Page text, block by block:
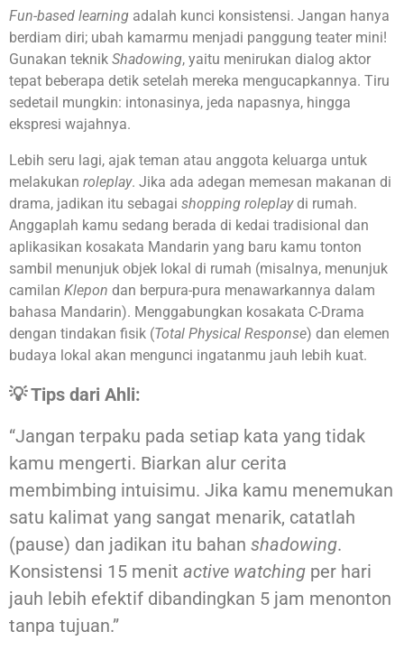
Fun-based learning adalah kunci konsistensi. Jangan hanya
berdiam diri; ubah kamarmu menjadi panggung teater mini!
Gunakan teknik Shadowing, yaitu menirukan dialog aktor
tepat beberapa detik setelah mereka mengucapkannya. Tiru
sedetail mungkin: intonasinya, jeda napasnya, hingga
ekspresi wajahnya.
Lebih seru lagi, ajak teman atau anggota keluarga untuk
melakukan roleplay. Jika ada adegan memesan makanan di
drama, jadikan itu sebagai shopping roleplaydi rumah.
Anggaplah kamu sedang berada di kedai tradisional dan
aplikasikan kosakata Mandarin yang baru kamu tonton
sambil menunjuk objek lokal di rumah (misalnya, menunjuk
camilan Klepon dan berpura-pura menawarkannya dalam
bahasa Mandarin). Menggabungkan kosakata C-Drama
dengan tindakan fisik (Total Physical Response) dan elemen
budaya lokal akan mengunci ingatanmu jauh lebih kuat.
💡 Tips dari Ahli:
“Jangan terpaku pada setiap kata yang tidak
kamu mengerti. Biarkan alur cerita
membimbing intuisimu. Jika kamu menemukan
satu kalimat yang sangat menarik, catatlah
(pause) dan jadikan itu bahan shadowing.
Konsistensi 15 menit active watching per hari
jauh lebih efektif dibandingkan 5 jam menonton
tanpa tujuan.”